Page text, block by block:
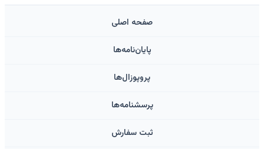
صفحه اصلی
پایان‌نامه‌ها
پروپوزال‌ها
پرسشنامه‌ها
ثبت سفارش